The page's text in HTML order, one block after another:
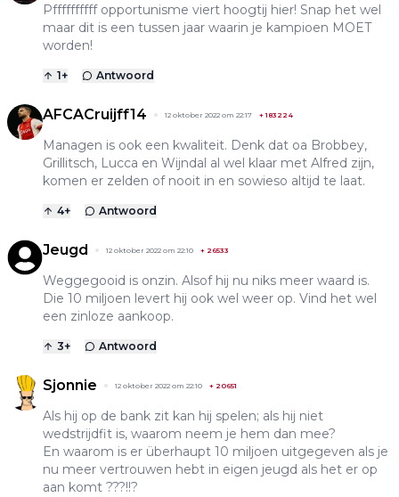
Pffffffffff opportunisme viert hoogtij hier! Snap het wel
maar dit is een tussen jaar waarin je kampioen MOET
worden!
1+ Antwoord
AFCACruijff14 12 oktober 2022 om 22:17 +183224
Managen is ook een kwaliteit. Denk dat oa Brobbey,
Grillitsch, Lucca en Wijndal al wel klaar met Alfred zijn,
komen er zelden of nooit in en sowieso altijd te laat.
4+ Antwoord
Jeugd 12 oktober 2022 om 22:10 + 26533
Weggegooid is onzin. Alsof hij nu niks meer waard is.
Die 10 miljoen levert hij ook wel weer op. Vind het wel
een zinloze aankoop.
3+ Antwoord
Sjonnie 12 oktober 2022 om 22:10 + 20651
Als hij op de bank zit kan hij spelen; als hij niet
wedstrijdfit is, waarom neem je hem dan mee?
En waarom is er überhaupt 10 miljoen uitgegeven als je
nu meer vertrouwen hebt in eigen jeugd als het er op
aan komt ???!!?